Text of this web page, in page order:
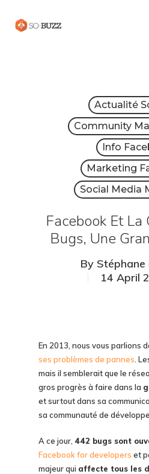
Actualité
Community
Info
Marketing
Social Media
Facebook Et La
Bugs, Une
By Stéphane
14 April
En 2013, nous vous parlions
ses problèmes de pannes .
mais il semblerait que le
gros progrès à faire dans la
et surtout dans sa
sa communauté de
A ce jour, 442 bugs sont
Facebook for developers et
majeur qui affecte tous les